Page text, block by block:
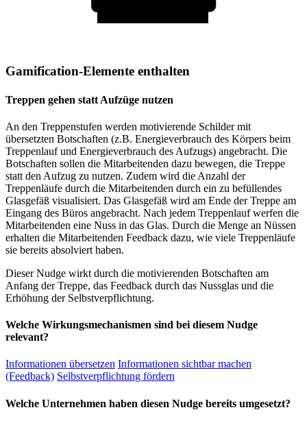
Gamification-Elemente enthalten
Treppen gehen statt Aufzüge nutzen
An den Treppenstufen werden motivierende Schilder mit
übersetzten Botschaften (z.B. Energieverbrauch des Körpers beim
Treppenlauf und Energieverbrauch des Aufzugs) angebracht. Die
Botschaften sollen die Mitarbeitenden dazu bewegen, die Treppe
statt den Aufzug zu nutzen. Zudem wird die Anzahl der
Treppenläufe durch die Mitarbeitenden durch ein zu befüllendes
Glasgefäß visualisiert. Das Glasgefäß wird am Ende der Treppe am
Eingang des Büros angebracht. Nach jedem Treppenlauf werfen die
Mitarbeitenden eine Nuss in das Glas. Durch die Menge an Nüssen
erhalten die Mitarbeitenden Feedback dazu, wie viele Treppenläufe
sie bereits absolviert haben.
Dieser Nudge wirkt durch die motivierenden Botschaften am
Anfang der Treppe, das Feedback durch das Nussglas und die
Erhöhung der Selbstverpflichtung.
Welche Wirkungsmechanismen sind bei diesem Nudge
relevant?
Informationen übersetzen Informationen sichtbar machen
(Feedback) Selbstverpflichtung fördern
Welche Unternehmen haben diesen Nudge bereits umgesetzt?